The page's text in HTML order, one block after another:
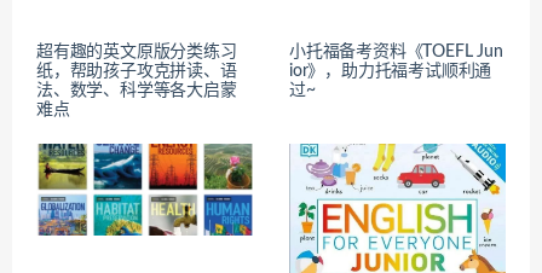
超有趣的英文原版分类练习
纸，帮助孩子攻克拼读、语
法、数学、科学等各大启蒙
难点
小托福备考资料《TOEFL Jun
ior》，助力托福考试顺利通
过~